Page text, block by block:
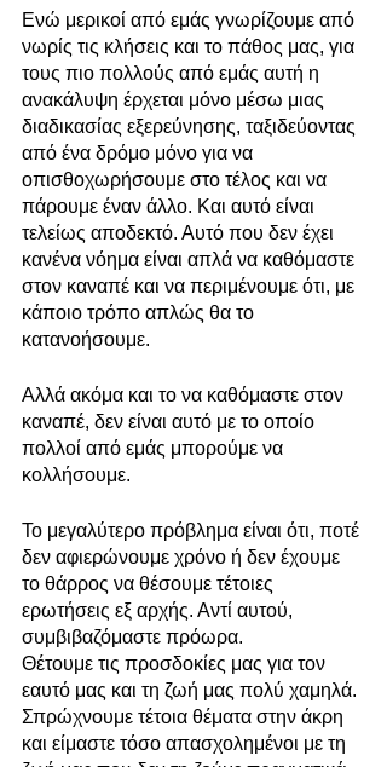
Ενώ μερικοί από εμάς γνωρίζουμε από
νωρίς τις κλήσεις και το πάθος μας, για
τους πιο πολλούς από εμάς αυτή η
ανακάλυψη έρχεται μόνο μέσω μιας
διαδικασίας εξερεύνησης, ταξιδεύοντας
από ένα δρόμο μόνο για να
οπισθοχωρήσουμε στο τέλος και να
πάρουμε έναν άλλο. Και αυτό είναι
τελείως αποδεκτό. Αυτό που δεν έχει
κανένα νόημα είναι απλά να καθόμαστε
στον καναπέ και να περιμένουμε ότι, με
κάποιο τρόπο απλώς θα το
κατανοήσουμε.
Αλλά ακόμα και το να καθόμαστε στον
καναπέ, δεν είναι αυτό με το οποίο
πολλοί από εμάς μπορούμε να
κολλήσουμε.
Το μεγαλύτερο πρόβλημα είναι ότι, ποτέ
δεν αφιερώνουμε χρόνο ή δεν έχουμε
το θάρρος να θέσουμε τέτοιες
ερωτήσεις εξ αρχής. Αντί αυτού,
συμβιβαζόμαστε πρόωρα.
Θέτουμε τις προσδοκίες μας για τον
εαυτό μας και τη ζωή μας πολύ χαμηλά.
Σπρώχνουμε τέτοια θέματα στην άκρη
και είμαστε τόσο απασχολημένοι με τη